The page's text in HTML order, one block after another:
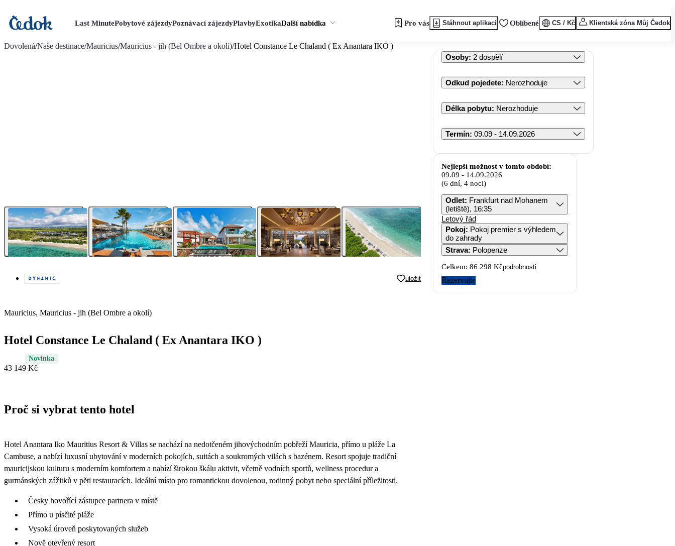
Last MinutePobytové zájezdyPoznávací zájezdyPlavbyExotikaDalší nabídka Pro vás Stáhnout aplikaci Oblíbené CS / Kč Klientská zóna Můj Čedok
Dovolená/Naše destinace/Mauricius/Mauricius - jih (Bel Ombre a okolí)/Hotel Constance Le Chaland ( Ex Anantara IKO )
uložit
Mauricius, Mauricius - jih (Bel Ombre a okolí)
Hotel Constance Le Chaland ( Ex Anantara IKO )
Novinka
43 149 Kč
Proč si vybrat tento hotel
Hotel Anantara Iko Mauritius Resort & Villas se nachází na nedotčeném jihovýchodním pobřeží Mauricia, přímo u pláže La
Cambuse, a nabízí luxusní ubytování v moderních pokojích, suitách a soukromých vilách s bazénem. Resort spojuje tradiční
mauricijskou kulturu s moderním komfortem a nabízí širokou škálu aktivit, včetně vodních sportů, wellness procedur a
gurmánských zážitků v pěti restauracích. Ideální místo pro romantickou dovolenou, rodinný pobyt nebo speciální příležitosti.
Česky hovořící zástupce partnera v místě
Přímo u písčité pláže
Vysoká úroveň poskytovaných služeb
Nově otevřený resort
Osoby: 2 dospělí
Odkud pojedete: Nerozhoduje
Délka pobytu: Nerozhoduje
Termín: 09.09 - 14.09.2026
Nejlepší možnost v tomto období:
09.09 - 14.09.2026
(6 dní, 4 noci)
Odlet: Frankfurt nad Mohanem
(letiště), 16:35
Letový řád
Pokoj: Pokoj premier s výhledem
do zahrady
Strava: Polopenze
Celkem: 86 298 Kčpodrobnosti
Rezervujte